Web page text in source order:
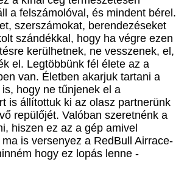
a felszámolóval, és mindent bérel.
szerszámokat, berendezéseket
szándékkal, hogy ha végre ezen
kerülhetnek, ne vesszenek, el,
el. Legtöbbünk fél élete az a
van. Életben akarjuk tartani a
hogy ne tűnjenek el a
is állítottuk ki az olasz partnerünk
repülőjét. Valóban szeretnénk a
hiszen ez az a gép amivel
is versenyez a RedBull Airrace-
hogy ez lopás lenne -